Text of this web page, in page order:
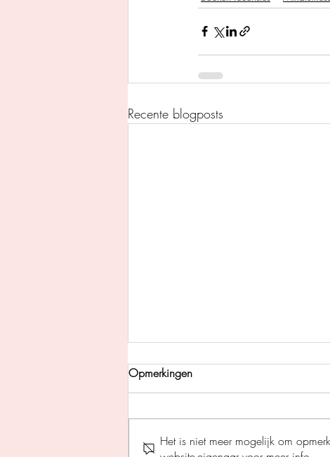
Recente blogposts
Opmerkingen
Het is niet meer mogelijk om